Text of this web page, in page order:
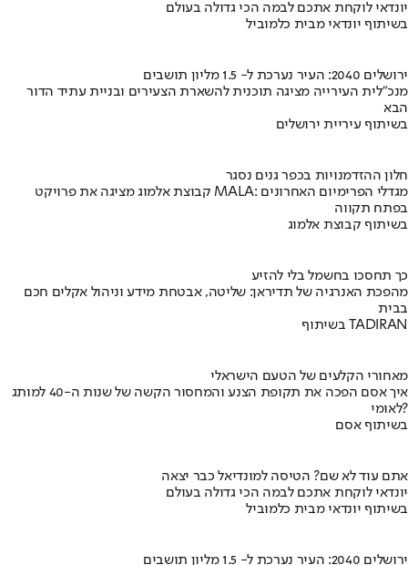
יונדאי לוקחת אתכם לבמה הכי גדולה בעולם
בשיתוף יונדאי מבית כלמוביל
ירושלים 2040: העיר נערכת ל- 1.5 מליון תושבים
מנכ"לית העירייה מציגה תוכנית להשארת הצעירים ובניית עתיד הדור
הבא
בשיתוף עיריית ירושלים
חלון ההזדמנויות בכפר גנים נסגר
קבוצת אלמוג מציגה את פרויקט MALA: מגדלי הפרימיום האחרונים
בפתח תקווה
בשיתוף קבוצת אלמוג
כך תחסכו בחשמל בלי להזיע
מהפכת האנרגיה של תדיראן: שליטה, אבטחת מידע וניהול אקלים חכם
בבית
בשיתוף TADIRAN
מאחורי הקלעים של הטעם הישראלי
איך אסם הפכה את תקופת הצנע והמחסור הקשה של שנות ה-40 למותג
לאומי?
בשיתוף אסם
אתם עוד לא שם? הטיסה למונדיאל כבר יצאה
יונדאי לוקחת אתכם לבמה הכי גדולה בעולם
בשיתוף יונדאי מבית כלמוביל
ירושלים 2040: העיר נערכת ל- 1.5 מליון תושבים